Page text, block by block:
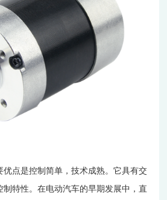
优点是控制简单，技术成熟。它具有交
特性。在电动汽车的早期发展中，直